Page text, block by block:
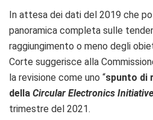
In attesa dei dati del 2019 che
panoramica completa sulle
raggiungimento o meno degli
Corte suggerisce alla
la revisione come uno “spunto di
della Circular Electronics Initiative
trimestre del 2021.